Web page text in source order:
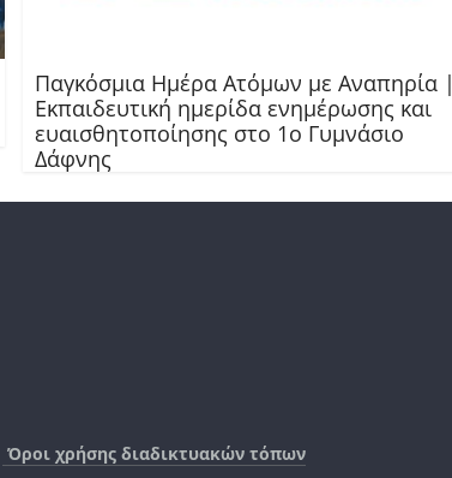
Παγκόσμια Ημέρα Ατόμων με Αναπηρία |
Εκπαιδευτική ημερίδα ενημέρωσης και
ευαισθητοποίησης στο 1ο Γυμνάσιο
Δάφνης
Όροι χρήσης διαδικτυακών τόπων